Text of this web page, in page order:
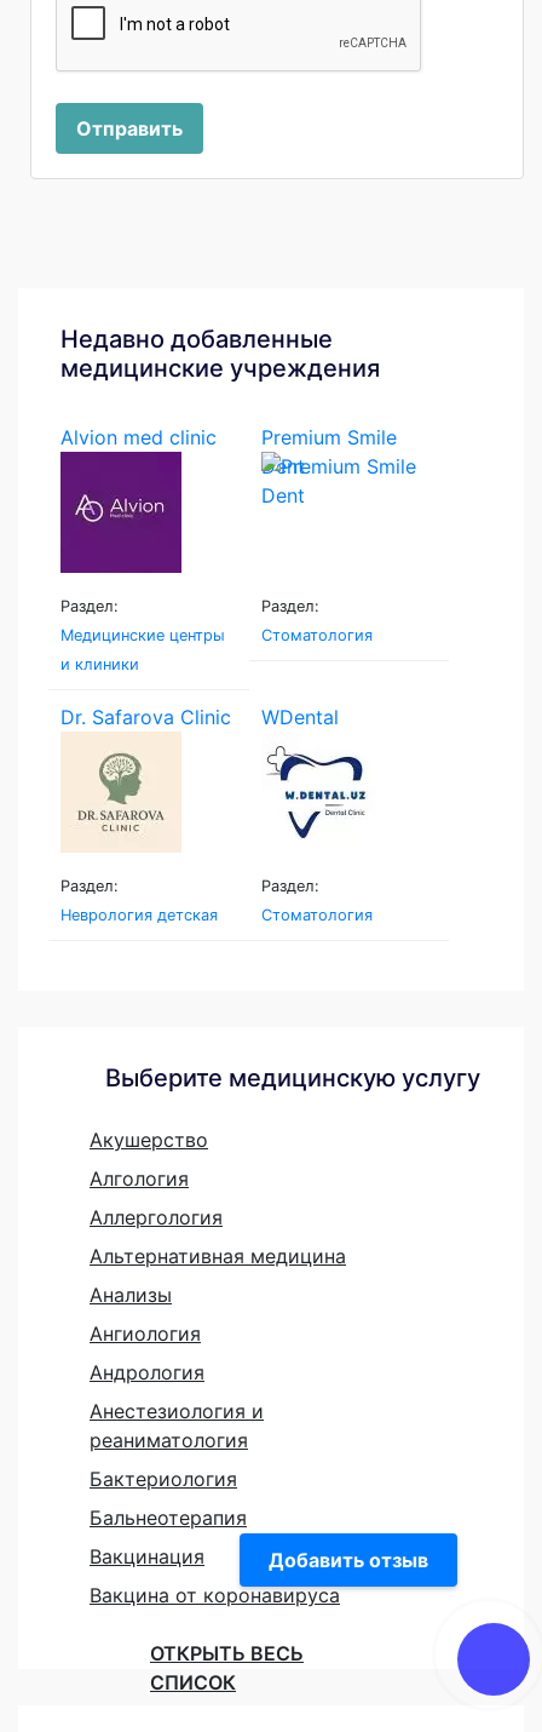
Добавить отзыв
Отправить
Недавно добавленные
медицинские учреждения
Alvion med clinic
Раздел:
Медицинские центры
и клиники
Premium Smile
Dent
Раздел:
Стоматология
Dr. Safarova Clinic
Раздел:
Неврология детская
WDental
Раздел:
Стоматология
Выберите медицинскую услугу
Акушерство
Алгология
Аллергология
Альтернативная медицина
Анализы
Ангиология
Андрология
Анестезиология и
реаниматология
Бактериология
Бальнеотерапия
Вакцинация
Вакцина от коронавируса
ОТКРЫТЬ ВЕСЬ
СПИСОК